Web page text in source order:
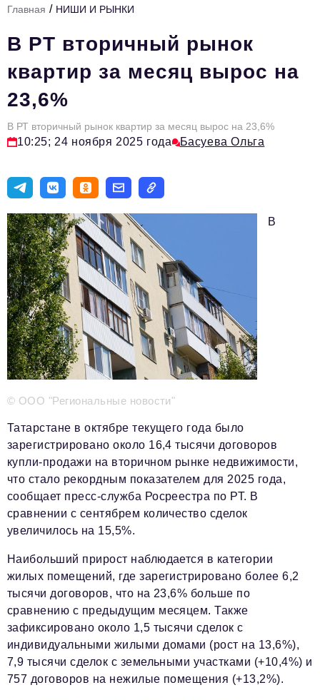
Тема номера
HR
Персона номера
Инфраструктура развития
Туризм
Инвестиции
ОПК
Авторские материалы
Видео
Телефон редакции:+7 495 727-01-67
Электронные почты редакции:
Информационный отдел
Отдел рекламы
reklama@business-magazine.online
Отдел распространения/редакционная подписка
podpiska@business-magazine.online
Отдел по работе с партнерами
partner@business-magazine.online
Главная / НИШИ И РЫНКИ
В РТ вторичный рынок
квартир за месяц вырос на
23,6%
В РТ вторичный рынок квартир за месяц вырос на 23,6%
10:25; 24 ноября 2025 года Басуева Ольга
© ООО "Региональные новости"
В
Татарстане в октябре текущего года было
зарегистрировано около 16,4 тысячи договоров
купли-продажи на вторичном рынке недвижимости,
что стало рекордным показателем для 2025 года,
сообщает пресс-служба Росреестра по РТ. В
сравнении с сентябрем количество сделок
увеличилось на 15,5%.
Наибольший прирост наблюдается в категории
жилых помещений, где зарегистрировано более 6,2
тысячи договоров, что на 23,6% больше по
сравнению с предыдущим месяцем. Также
зафиксировано около 1,5 тысячи сделок с
индивидуальными жилыми домами (рост на 13,6%),
7,9 тысячи сделок с земельными участками (+10,4%) и
757 договоров на нежилые помещения (+13,2%).